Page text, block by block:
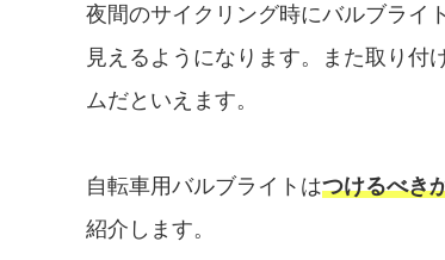
夜間のサイクリング時にバルブライ
見えるようになります。また取り付
ムだといえます。
自転車用バルブライトはつけるべき
紹介します。